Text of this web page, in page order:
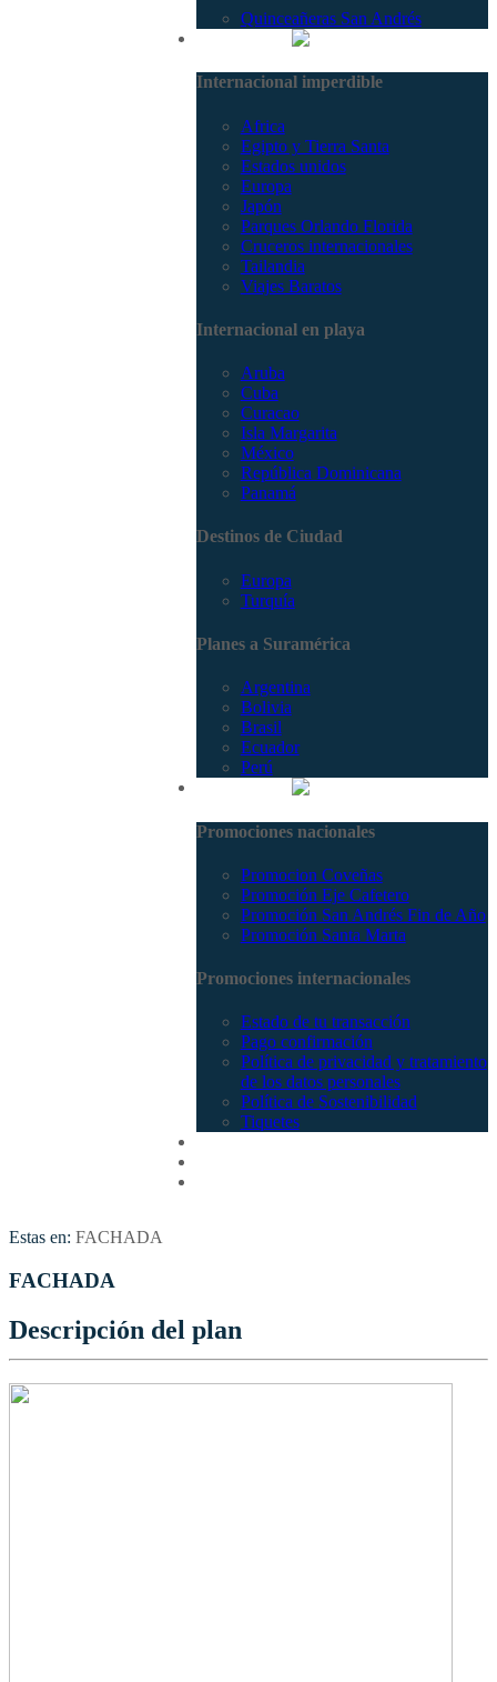
Quinceañeras San Andrés
Internacional imperdible
Africa
Egipto y Tierra Santa
Estados unidos
Europa
Japón
Parques Orlando Florida
Cruceros internacionales
Tailandia
Viajes Baratos
Internacional en playa
Aruba
Cuba
Curacao
Isla Margarita
México
República Dominicana
Panamá
Destinos de Ciudad
Europa
Turquía
Planes a Suramérica
Argentina
Bolivia
Brasil
Ecuador
Perú
Promociones nacionales
Promocion Coveñas
Promoción Eje Cafetero
Promoción San Andrés Fin de Año
Promoción Santa Marta
Promociones internacionales
Estado de tu transacción
Pago confirmación
Política de privacidad y tratamiento
de los datos personales
Política de Sostenibilidad
Tiquetes
Estas en: FACHADA
FACHADA
Descripción del plan